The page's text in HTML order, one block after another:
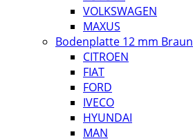
VOLKSWAGEN
MAXUS
Bodenplatte 12 mm Braun
CITROEN
FIAT
FORD
IVECO
HYUNDAI
MAN